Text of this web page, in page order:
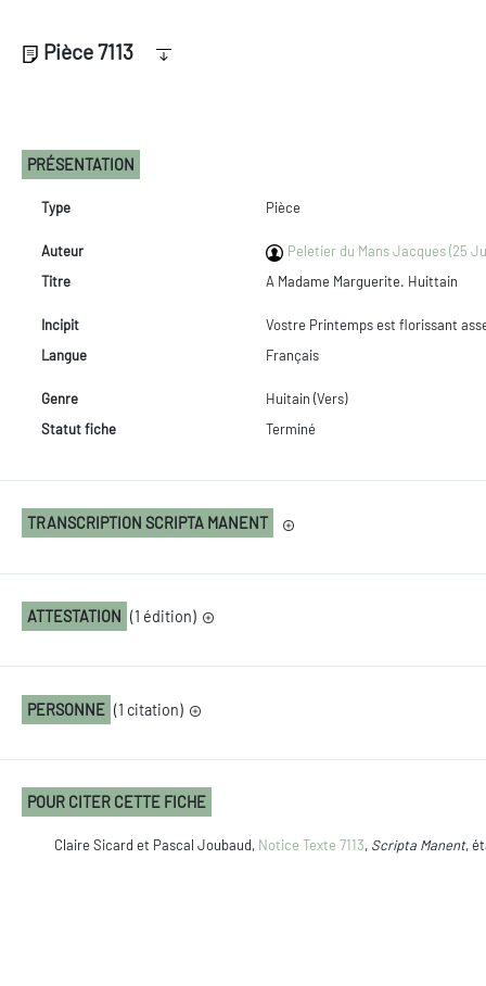
Pièce 7113
PRÉSENTATION
Type Pièce
Auteur
Peletier du Mans Jacques (25
Titre
A Madame Marguerite. Huittain
Incipit
Vostre Printemps est florissant
Langue
Français
Genre
Huitain (Vers)
Statut fiche
Terminé
TRANSCRIPTION SCRIPTA MANENT
ATTESTATION (1 édition)
PERSONNE (1 citation)
POUR CITER CETTE FICHE
Claire Sicard et Pascal Joubaud, Notice Texte 7113, Scripta Manent,